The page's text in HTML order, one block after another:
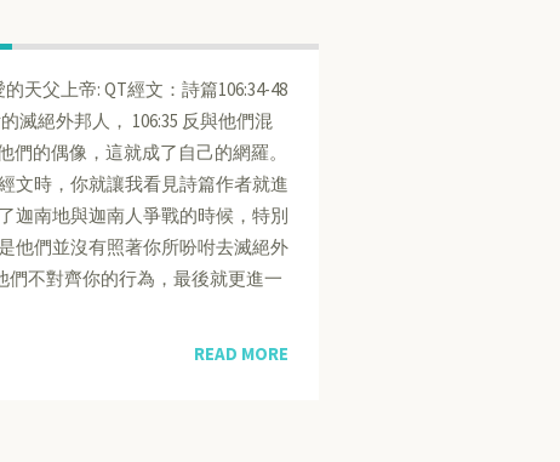
天父上帝: QT經文：詩篇106:34-48
滅絕外邦人， 106:35 反與他們混
們的偶像，這就成了自己的網羅。
文時，你就讓我看見詩篇作者就進
迦南地與迦南人爭戰的時候，特別
他們並沒有照著你所吩咐去滅絕外
不對齊你的行為，最後就更進一
READ MORE